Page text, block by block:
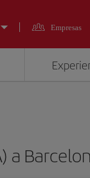
Empresas
a